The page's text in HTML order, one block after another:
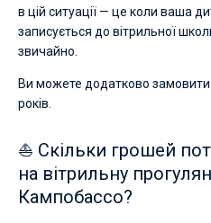
в цій ситуації — це коли ваша
записується до вітрильної
звичайно.
Ви можете додатково замовити
років.
⛵ Скільки грошей
на вітрильну
Кампобассо?